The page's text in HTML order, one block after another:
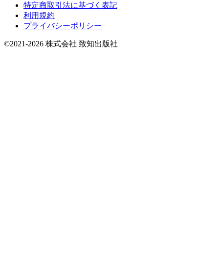
特定商取引法に基づく表記
利用規約
プライバシーポリシー
©2021-2026 株式会社 致知出版社